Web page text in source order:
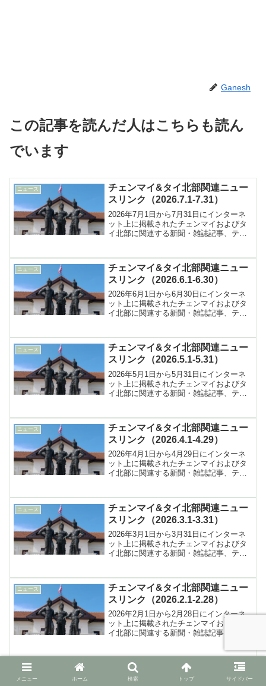
Ganesh
この記事を読んだ人はこちらも読ん
でいます
ニュース
チェンマイ&タイ北部関連ニュー
スリンク（2026.7.1-7.31）
2026年7月1日から7月31日にインターネ
ット上に掲載されたチェンマイおよびタ
イ北部に関連する新聞・雑誌記事、テレ
ニュース
チェンマイ&タイ北部関連ニュー
スリンク（2026.6.1-6.30）
2026年6月1日から6月30日にインターネ
ット上に掲載されたチェンマイおよびタ
イ北部に関連する新聞・雑誌記事、テレ
ニュース
チェンマイ&タイ北部関連ニュー
スリンク（2026.5.1-5.31）
2026年5月1日から5月31日にインターネ
ット上に掲載されたチェンマイおよびタ
イ北部に関連する新聞・雑誌記事、テレ
ニュース
チェンマイ&タイ北部関連ニュー
スリンク（2026.4.1-4.29）
2026年4月1日から4月29日にインターネ
ット上に掲載されたチェンマイおよびタ
イ北部に関連する新聞・雑誌記事、テレ
ニュース
チェンマイ&タイ北部関連ニュー
スリンク（2026.3.1-3.31）
2026年3月1日から3月31日にインターネ
ット上に掲載されたチェンマイおよびタ
イ北部に関連する新聞・雑誌記事、テレ
ニュース
チェンマイ&タイ北部関連ニュー
スリンク（2026.2.1-2.28）
2026年2月1日から2月28日にインターネ
ット上に掲載されたチェンマイおよびタ
イ北部に関連する新聞・雑誌記事、テレ
メニュー ホーム 検索 トップ サイドバー